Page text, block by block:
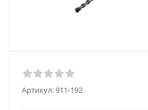
Артикул:911-192